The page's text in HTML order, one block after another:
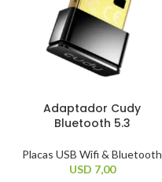
Adaptador Cudy
Bluetooth 5.3
Placas USB Wifi & Bluetooth
USD 7,00